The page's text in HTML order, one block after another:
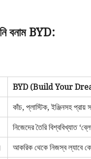
বনাম BYD:
BYD (Build Your
কাঁচ, প্লাস্টিক, ইঞ্জিনসহ প্রায়
নিজেদের তৈরি বিশ্ববিখ্যাত
আকরিক থেকে নিজস্ব ল্যাবে